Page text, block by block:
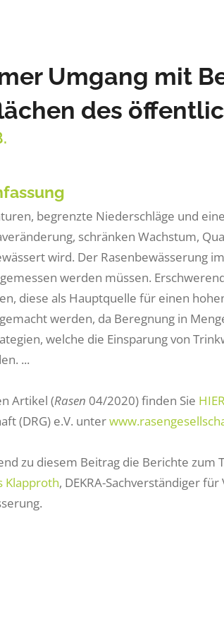
Umgang mit
des
begrenzte Niederschläge und
schränken Wachstum,
wird. Der Rasenbewässerung
werden müssen.
diese als Hauptquelle für einen
werden, da Beregnung in
welche die Einsparung von
...
Artikel (Rasen 04/2020) finden Sie
(DRG) e.V. unter
zu diesem Beitrag die Berichte zum
Klapproth, DEKRA-Sachverständiger